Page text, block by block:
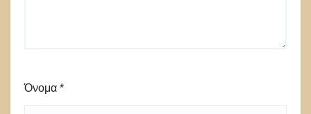
Όνομα *